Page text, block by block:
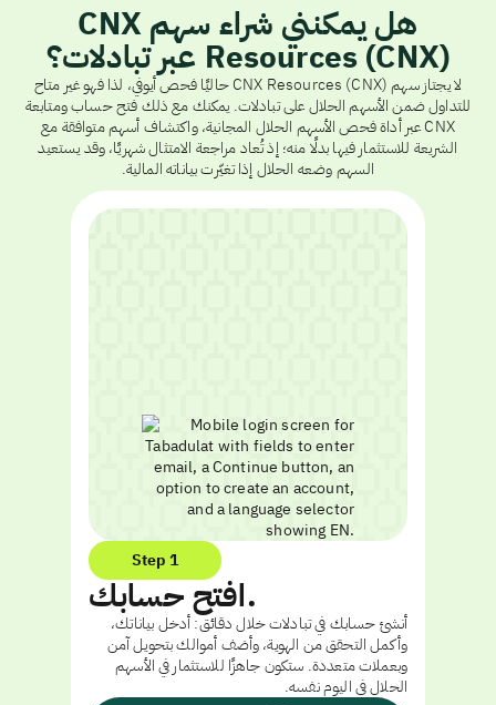
هل يمكنني شراء سهم CNX
Resources (CNX) عبر تبادلات؟
لا يجتاز سهم CNX Resources (CNX) حاليًا فحص أيوفي، لذا فهو غير متاح
للتداول ضمن الأسهم الحلال على تبادلات. يمكنك مع ذلك فتح حساب ومتابعة
CNX عبر أداة فحص الأسهم الحلال المجانية، واكتشاف أسهم متوافقة مع
الشريعة للاستثمار فيها بدلًا منه؛ إذ تُعاد مراجعة الامتثال شهريًا، وقد يستعيد
السهم وضعه الحلال إذا تغيّرت بياناته المالية.
Step 1
افتح حسابك.
أنشئ حسابك في تبادلات خلال دقائق: أدخل بياناتك،
وأكمل التحقق من الهوية، وأضف أموالك بتحويل آمن
وبعملات متعددة. ستكون جاهزًا للاستثمار في الأسهم
الحلال في اليوم نفسه.